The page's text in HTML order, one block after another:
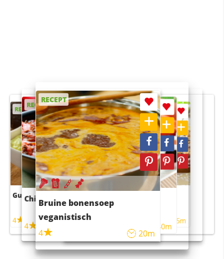
RECEPT
Guacamole
4
RECEPT
Chili con carne
4
RECEPT
Bruine bonensoep
veganistisch
4
20m
RECEPT
Sushi rijstsalade
maaltijdsalade
40m
RECEPT
4 55m